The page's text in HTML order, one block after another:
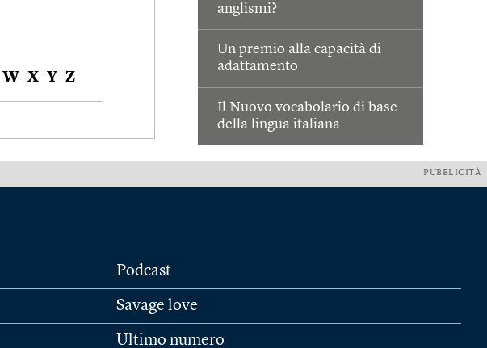
anglismi?
Un premio alla capacità di
adattamento
Il Nuovo vocabolario di base
della lingua italiana
W X Y Z
PUBBLICITÀ
Podcast
Savage love
Ultimo numero